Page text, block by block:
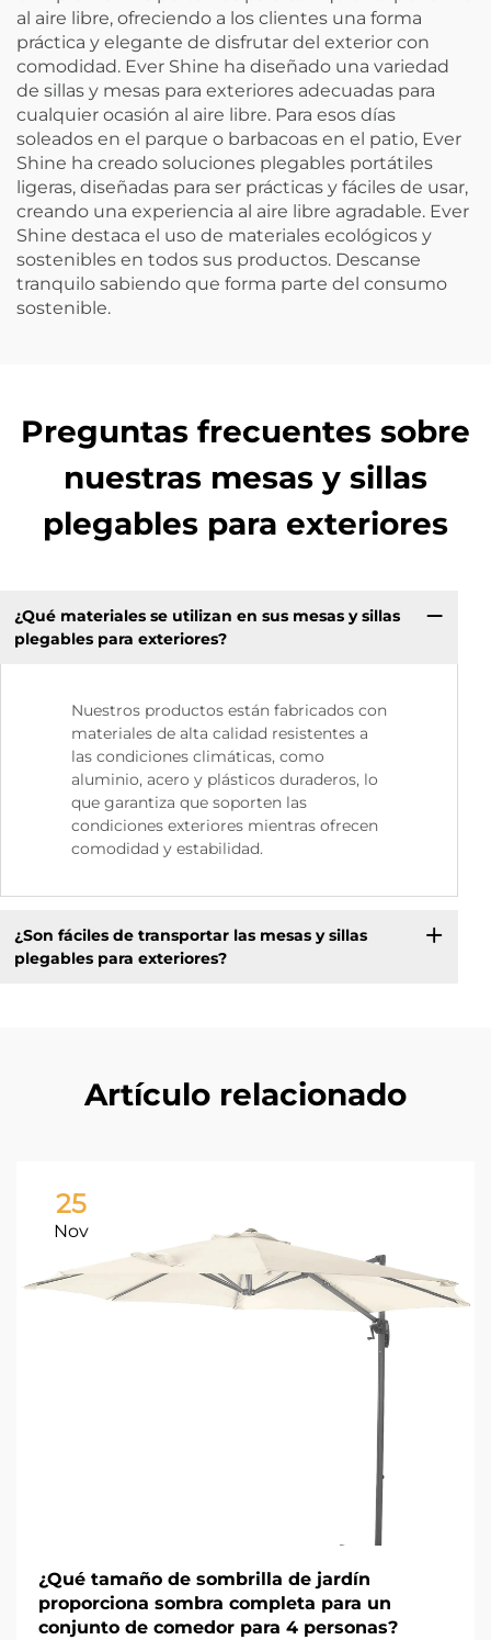
al aire libre, ofreciendo a los clientes una forma
práctica y elegante de disfrutar del exterior con
comodidad. Ever Shine ha diseñado una variedad
de sillas y mesas para exteriores adecuadas para
cualquier ocasión al aire libre. Para esos días
soleados en el parque o barbacoas en el patio, Ever
Shine ha creado soluciones plegables portátiles
ligeras, diseñadas para ser prácticas y fáciles de usar,
creando una experiencia al aire libre agradable. Ever
Shine destaca el uso de materiales ecológicos y
sostenibles en todos sus productos. Descanse
tranquilo sabiendo que forma parte del consumo
sostenible.
Preguntas frecuentes sobre
nuestras mesas y sillas
plegables para exteriores
¿Qué materiales se utilizan en sus mesas y sillas
plegables para exteriores?
Nuestros productos están fabricados con
materiales de alta calidad resistentes a
las condiciones climáticas, como
aluminio, acero y plásticos duraderos, lo
que garantiza que soporten las
condiciones exteriores mientras ofrecen
comodidad y estabilidad.
¿Son fáciles de transportar las mesas y sillas
plegables para exteriores?
Artículo relacionado
25
Nov
¿Qué tamaño de sombrilla de jardín
proporciona sombra completa para un
conjunto de comedor para 4 personas?